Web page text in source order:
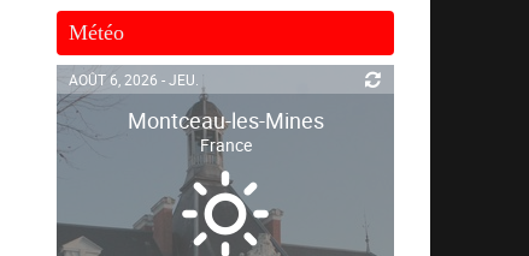
Météo
AOÛT 6, 2026 - JEU.
Montceau-les-Mines
France